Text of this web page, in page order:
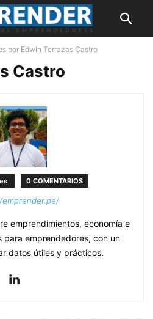
por Edwin Terrazas Castro
Castro
0 COMENTARIOS
emprendimientos, economía e
para emprendedores, con un
datos útiles y prácticos.